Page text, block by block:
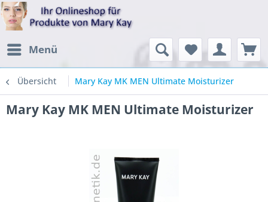
Menü
Übersicht Mary Kay MK MEN Ultimate Moisturizer
Mary Kay MK MEN Ultimate Moisturizer